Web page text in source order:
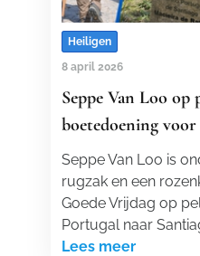
Heiligen
8 april 2026
Seppe Van Loo
boetedoening
Seppe Van Loo is
rugzak en een
Goede Vrijdag op
Portugal naar
Lees meer